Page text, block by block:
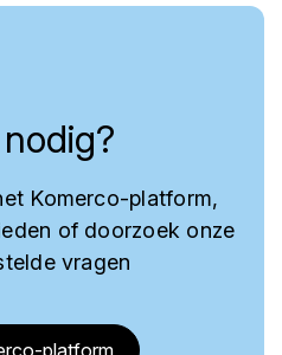
Komerco-platform,
of doorzoek onze
vragen
platform